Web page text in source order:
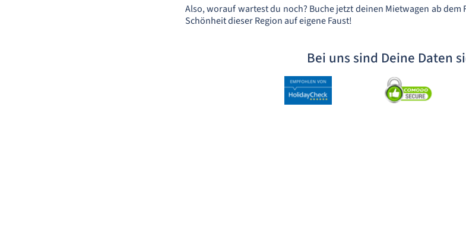
Also, worauf wartest du noch? Buche jetzt deinen Mietwagen ab
Schönheit dieser Region auf eigene Faust!
Bei uns sind Deine Daten